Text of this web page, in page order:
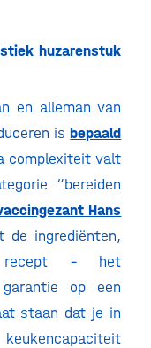
huzarenstuk
en alleman van
isbepaald
complexiteit valt
“bereiden
Hans
ingrediënten,
– het
op een
staan dat je in